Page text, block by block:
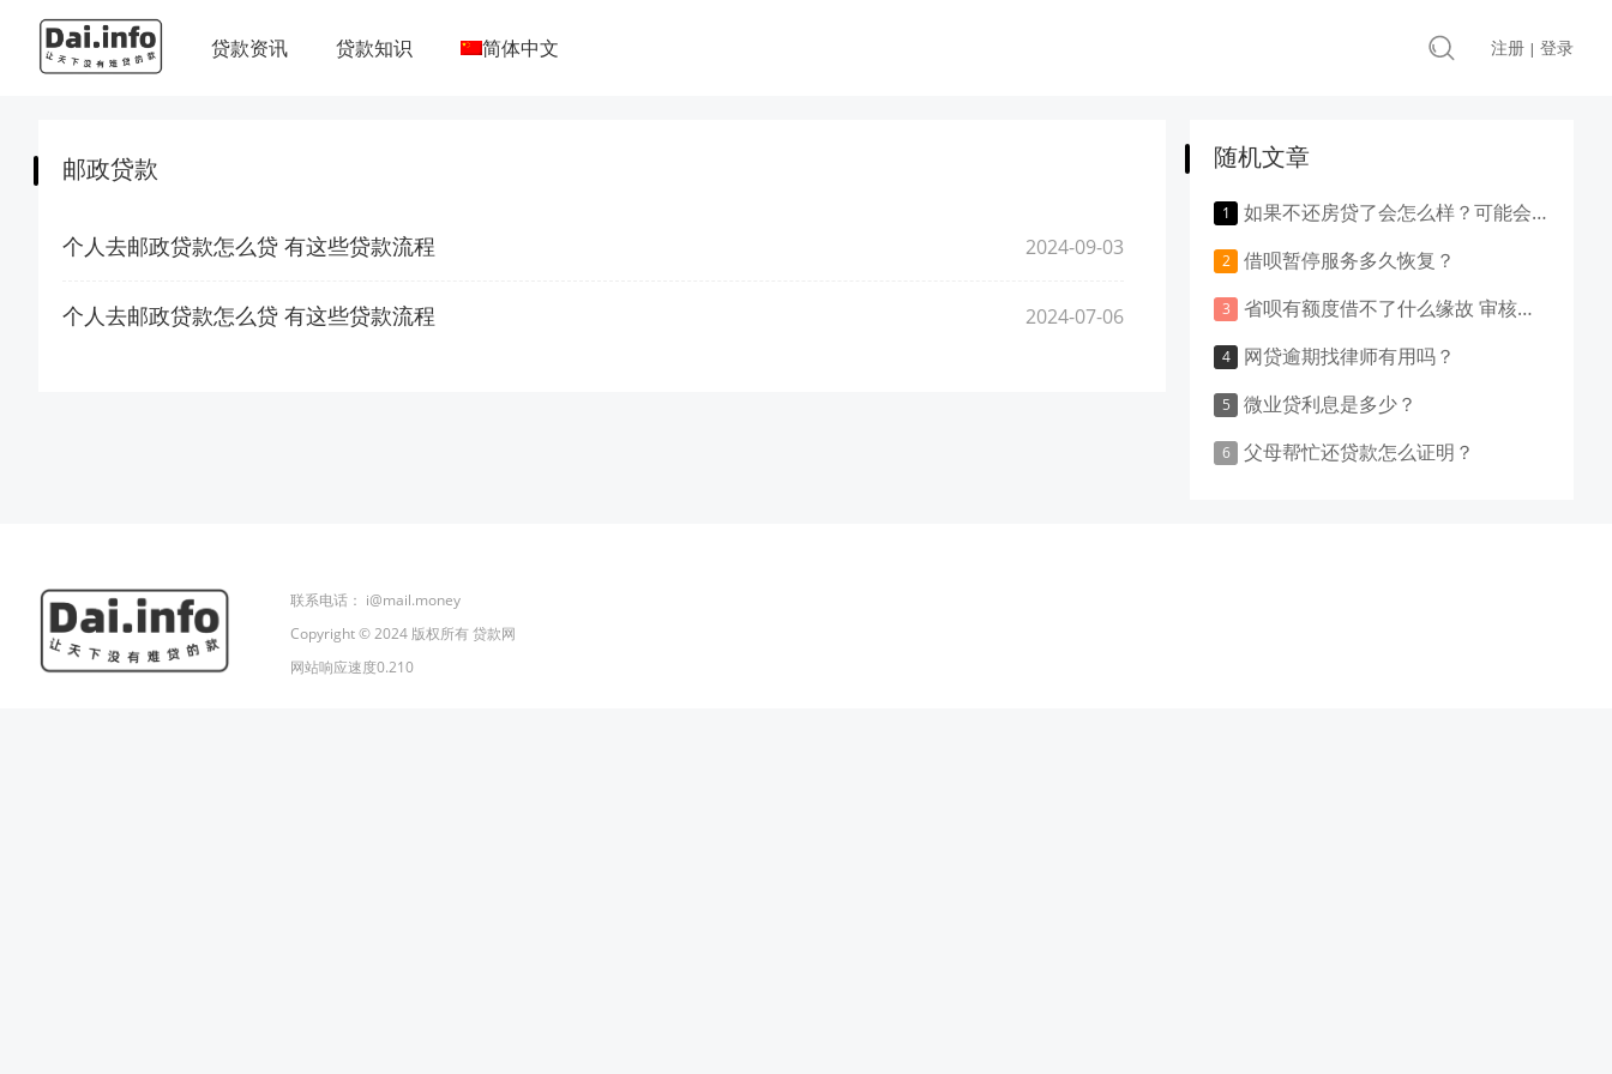
贷款资讯 贷款知识 简体中文 注册 | 登录
邮政贷款
个人去邮政贷款怎么贷 有这些贷款流程 2024-09-03
个人去邮政贷款怎么贷 有这些贷款流程 2024-07-06
随机文章
如果不还房贷了会怎么样？可能会产生这些不良后果！
借呗暂停服务多久恢复？
省呗有额度借不了什么缘故 审核要多久
网贷逾期找律师有用吗？
微业贷利息是多少？
父母帮忙还贷款怎么证明？
联系电话： i@mail.money
Copyright © 2024 版权所有 贷款网
网站响应速度0.210